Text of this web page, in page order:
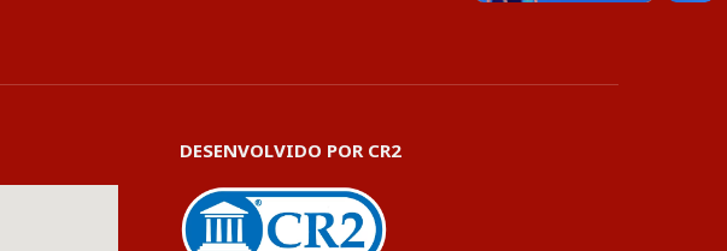
DESENVOLVIDO POR CR2